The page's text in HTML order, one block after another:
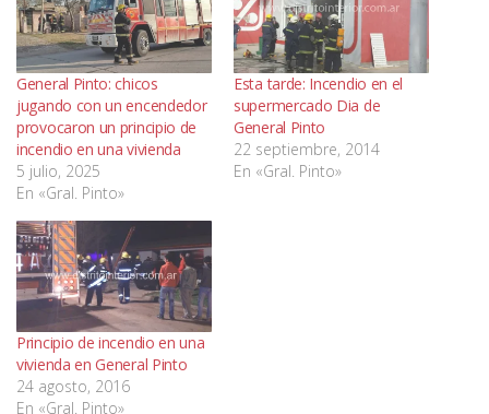
General Pinto: chicos
jugando con un encendedor
provocaron un principio de
incendio en una vivienda
5 julio, 2025
En «Gral. Pinto»
Esta tarde: Incendio en el
supermercado Dia de
General Pinto
22 septiembre, 2014
En «Gral. Pinto»
Principio de incendio en una
vivienda en General Pinto
24 agosto, 2016
En «Gral. Pinto»